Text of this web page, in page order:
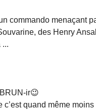
commando menaçant
des Henry
...
ir😉
quand même